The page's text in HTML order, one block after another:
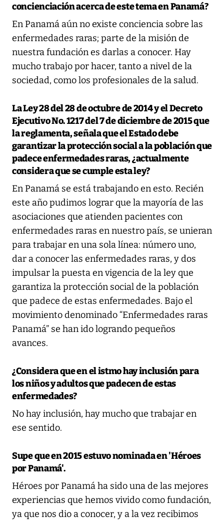
concienciación acerca de este tema en Panamá?
En Panamá aún no existe conciencia sobre las
enfermedades raras; parte de la misión de
nuestra fundación es darlas a conocer. Hay
mucho trabajo por hacer, tanto a nivel de la
sociedad, como los profesionales de la salud.
La Ley 28 del 28 de octubre de 2014 y el Decreto
Ejecutivo No. 1217 del 7 de diciembre de 2015 que
la reglamenta, señala que el Estado debe
garantizar la protección social a la población que
padece enfermedades raras, ¿actualmente
considera que se cumple esta ley?
En Panamá se está trabajando en esto. Recién
este año pudimos lograr que la mayoría de las
asociaciones que atienden pacientes con
enfermedades raras en nuestro país, se unieran
para trabajar en una sola línea: número uno,
dar a conocer las enfermedades raras, y dos
impulsar la puesta en vigencia de la ley que
garantiza la protección social de la población
que padece de estas enfermedades. Bajo el
movimiento denominado “Enfermedades raras
Panamá” se han ido logrando pequeños
avances.
¿Considera que en el istmo hay inclusión para
los niños y adultos que padecen de estas
enfermedades?
No hay inclusión, hay mucho que trabajar en
ese sentido.
Supe que en 2015 estuvo nominada en 'Héroes
por Panamá'.
Héroes por Panamá ha sido una de las mejores
experiencias que hemos vivido como fundación,
ya que nos dio a conocer, y a la vez recibimos